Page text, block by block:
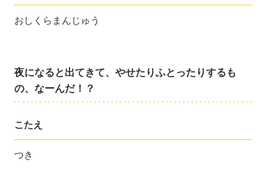
おしくらまんじゅう
夜になると出てきて、やせたりふとったりするも
の、なーんだ！？
こたえ
つき